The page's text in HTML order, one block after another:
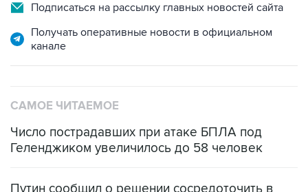
Подписаться на рассылку главных новостей сайта
Получать оперативные новости в официальном
канале
САМОЕ ЧИТАЕМОЕ
Число пострадавших при атаке БПЛА под
Геленджиком увеличилось до 58 человек